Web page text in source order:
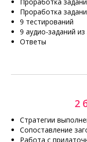
Проработка
Проработка
9 тестирований
9 аудио-заданий из
Ответы
2
Стратегии
Сопоставление
Работа с